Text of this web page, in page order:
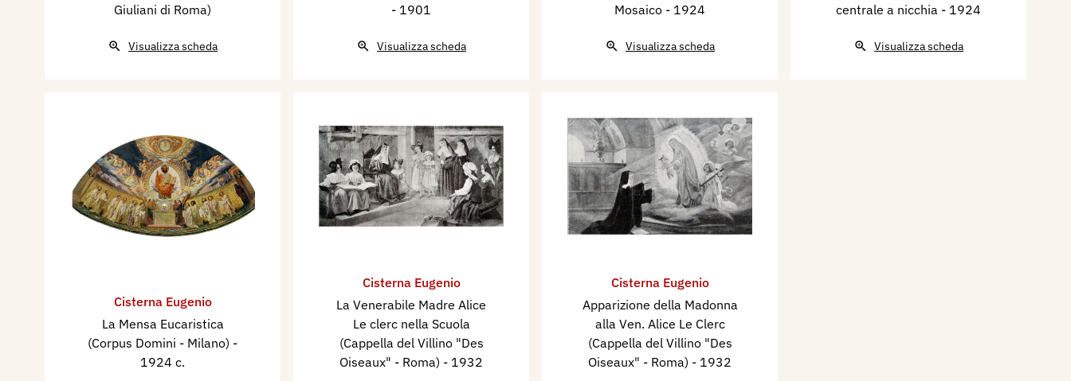
Giuliani di Roma)
Visualizza scheda
- 1901
Visualizza scheda
Mosaico - 1924
Visualizza scheda
centrale a nicchia - 1924
Visualizza scheda
Cisterna Eugenio
La Mensa Eucaristica
(Corpus Domini - Milano) -
1924 c.
Cisterna Eugenio
La Venerabile Madre Alice
Le clerc nella Scuola
(Cappella del Villino "Des
Oiseaux" - Roma) - 1932
Cisterna Eugenio
Apparizione della Madonna
alla Ven. Alice Le Clerc
(Cappella del Villino "Des
Oiseaux" - Roma) - 1932